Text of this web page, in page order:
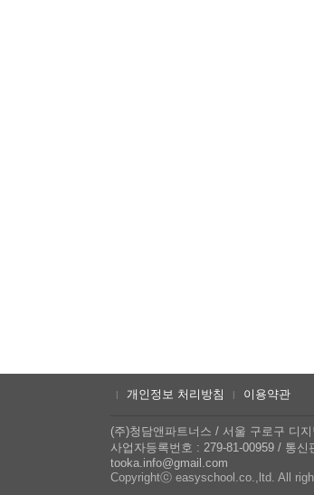
(주)청담앤파트너스 / 서울 구로구 디
사업자등록번호 : 279-81-00959 / 통신
tooka.info@gmail.com
Copyrightⓒ easyschool.co.,ltd. All
| 개인정보 처리방침 | 이용약관